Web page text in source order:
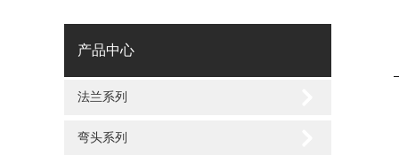
产品中心
法兰系列
弯头系列